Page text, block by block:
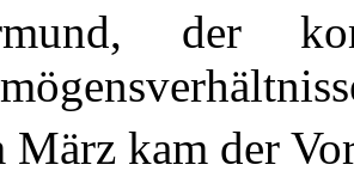
der
März kam der